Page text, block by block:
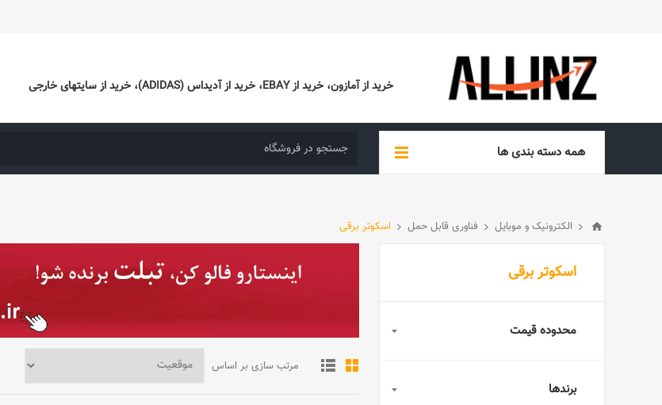
خرید از آمازون، خرید از EBAY، خرید از آدیداس (ADIDAS)، خرید از سایتهای خارجی
همه دسته بندی ها
الکترونیک و موبایل فناوری قابل حمل اسکوتر برقی
مرتب سازی بر اساس
اسکوتر برقی
محدوده قیمت
برندها